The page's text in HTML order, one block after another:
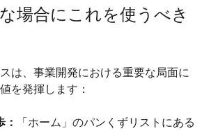
場合にこれを使うべき
は、事業開発における重要な局面に
を発揮します：
「ホーム」のパンくずリストにある